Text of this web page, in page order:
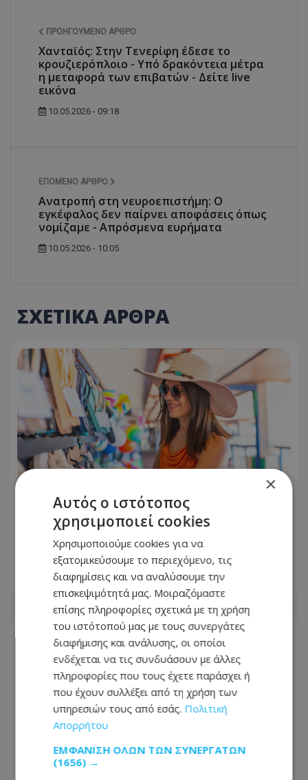
ΠΡΟΗΓΟΎΜΕΝΟ ΆΡΘΡΟ
Χανταϊός: Στην Τενερίφη έδεσε το
κρουζιερόπλοιο - Υπό δρακόντεια μέτρα
η μεταφορά των επιβατών - Δείτε live
εικόνα
10.05.2026 - 09:18
ΕΠΌΜΕΝΟ ΆΡΘΡΟ
Ανατροπή στη νευροεπιστήμη: Ο
εγκέφαλος δεν παίρνει αποφάσεις όπως
νομίζαμε - Απρόσμενα ευρήματα
10.05.2026 - 10:05
ΣΧΕΤΙΚΑ ΑΡΘΡΑ
Πόσο κακό κάνουν οι σαγιονάρες στα
πόδια; Η απάντηση μιας ποδίατρου
10.08.2026 - 10:41
×
Αυτός ο ιστότοπος
χρησιμοποιεί cookies
Χρησιμοποιούμε cookies για να
εξατομικεύσουμε το περιεχόμενο, τις
διαφημίσεις και να αναλύσουμε την
επισκεψιμότητά μας. Μοιραζόμαστε
επίσης πληροφορίες σχετικά με τη χρήση
του ιστότοπού μας με τους συνεργάτες
διαφήμισης και ανάλυσης, οι οποίοι
ενδέχεται να τις συνδυάσουν με άλλες
πληροφορίες που τους έχετε παράσχει ή
που έχουν συλλέξει από τη χρήση των
υπηρεσιών τους από εσάς. Πολιτική
Απορρήτου
ΕΜΦΆΝΙΣΗ ΌΛΩΝ ΤΩΝ ΣΥΝΕΡΓΑΤΏΝ
(1656) →